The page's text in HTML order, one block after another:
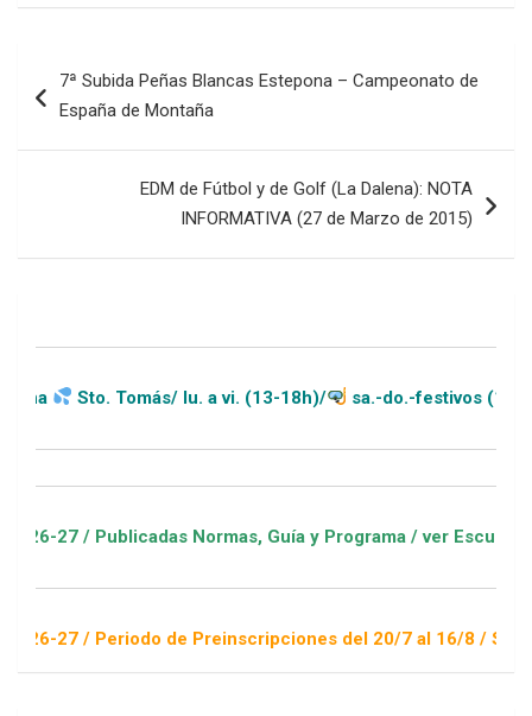
de
7ª Subida Peñas Blancas Estepona – Campeonato de
España de Montaña
EDM de Fútbol y de Golf (La Dalena): NOTA
INFORMATIVA (27 de Marzo de 2015)
lu. a vi. (13-18h)/ sa.-do.-festivos (11-20h)
Normas, Guía y Programa / ver Escuelas Deportivas
de Preinscripciones del 20/7 al 16/8 / Sorteo 1 de